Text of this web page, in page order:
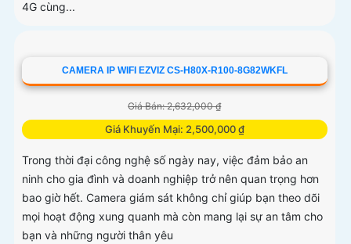
4G cùng...
CAMERA IP WIFI EZVIZ CS-H80X-R100-8G82WKFL
Giá Bán: 2,632,000 ₫
Giá Khuyến Mại: 2,500,000 ₫
Trong thời đại công nghệ số ngày nay, việc đảm bảo an
ninh cho gia đình và doanh nghiệp trở nên quan trọng hơn
bao giờ hết. Camera giám sát không chỉ giúp bạn theo dõi
mọi hoạt động xung quanh mà còn mang lại sự an tâm cho
bạn và những người thân yêu